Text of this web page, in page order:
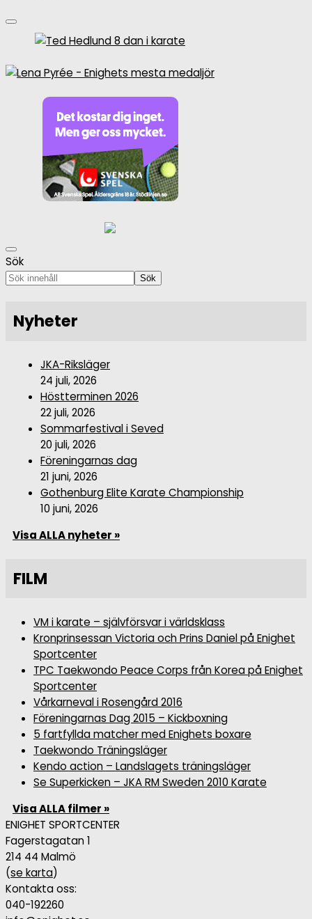
Sök
Sök
Nyheter
JKA-Riksläger
24 juli, 2026
Höstterminen 2026
22 juli, 2026
Sommarfestival i Seved
20 juli, 2026
Föreningarnas dag
21 juni, 2026
Gothenburg Elite Karate Championship
10 juni, 2026
Visa ALLA nyheter »
FILM
VM i karate – självförsvar i världsklass
Kronprinsessan Victoria och Prins Daniel på Enighet
Sportcenter
TPC Taekwondo Peace Corps från Korea på Enighet
Sportcenter
Vårkarneval i Rosengård 2016
Föreningarnas Dag 2015 – Kickboxning
5 fartfyllda matcher med Enighets boxare
Taekwondo Träningsläger
Kendo action – Landslagets träningsläger
Se Superkicken – JKA RM Sweden 2010 Karate
Visa ALLA filmer »
ENIGHET SPORTCENTER
Fagerstagatan 1
214 44 Malmö
(se karta)
Kontakta oss:
040-192260